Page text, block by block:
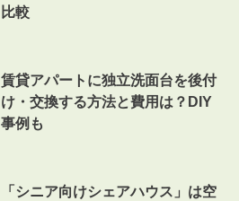
比較
賃貸アパートに独立洗面台を後付
け・交換する方法と費用は？DIY
事例も
「シニア向けシェアハウス」は空